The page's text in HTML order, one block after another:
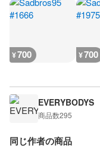
¥700 ¥700
EVERYBODYS
商品数295
同じ作者の商品